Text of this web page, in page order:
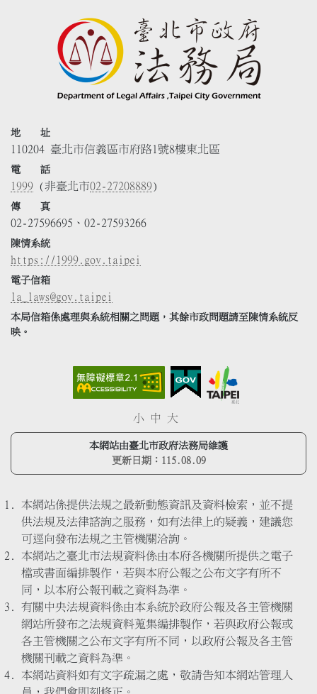
地 址
110204 臺北市信義區市府路1號8樓東北區
電 話
1999 (非臺北市02-27208889)
傳 真
02-27596695、02-27593266
陳情系統
https://1999.gov.taipei
電子信箱
la_laws@gov.taipei
本局信箱係處理與系統相關之問題，其餘市政問題請至陳情系統反
映。
小 中 大
本網站由臺北市政府法務局維護
更新日期： 115.08.09
本網站係提供法規之最新動態資訊及資料檢索，並不提
供法規及法律諮詢之服務，如有法律上的疑義，建議您
可逕向發布法規之主管機關洽詢。
本網站之臺北市法規資料係由本府各機關所提供之電子
檔或書面編排製作，若與本府公報之公布文字有所不
同，以本府公報刊載之資料為準。
有關中央法規資料係由本系統於政府公報及各主管機關
網站所發布之法規資料蒐集編排製作，若與政府公報或
各主管機關之公布文字有所不同，以政府公報及各主管
機關刊載之資料為準。
本網站資料如有文字疏漏之處，敬請告知本網站管理人
員，我們會即刻修正。